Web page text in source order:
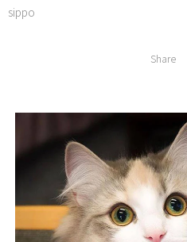
sippo
Share